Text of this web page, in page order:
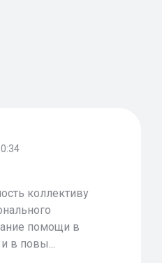
коллективу
помощи в
в повы...